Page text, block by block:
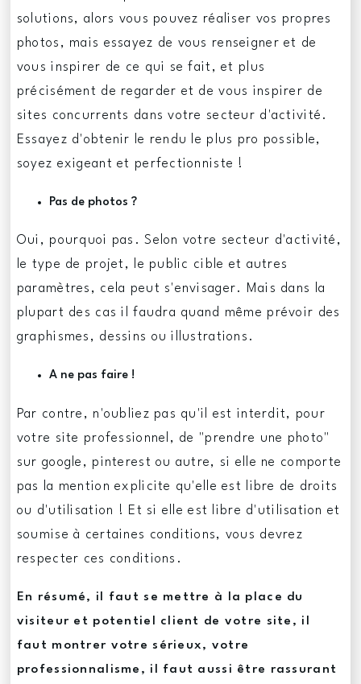
solutions, alors vous pouvez réaliser vos propres
photos, mais essayez de vous renseigner et de
vous inspirer de ce qui se fait, et plus
précisément de regarder et de vous inspirer de
sites concurrents dans votre secteur d'activité.
Essayez d'obtenir le rendu le plus pro possible,
soyez exigeant et perfectionniste !
Pas de photos ?
Oui, pourquoi pas. Selon votre secteur d'activité,
le type de projet, le public cible et autres
paramètres, cela peut s'envisager. Mais dans la
plupart des cas il faudra quand même prévoir des
graphismes, dessins ou illustrations.
A ne pas faire !
Par contre, n'oubliez pas qu'il est interdit, pour
votre site professionnel, de "prendre une photo"
sur google, pinterest ou autre, si elle ne comporte
pas la mention explicite qu'elle est libre de droits
ou d'utilisation ! Et si elle est libre d'utilisation et
soumise à certaines conditions, vous devrez
respecter ces conditions.
En résumé, il faut se mettre à la place du
visiteur et potentiel client de votre site, il
faut montrer votre sérieux, votre
professionnalisme, il faut aussi être rassurant